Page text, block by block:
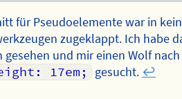
für Pseudoelemente war in
zugeklappt. Ich habe
gesehen und mir einen Wolf
17em; gesucht. ↩︎